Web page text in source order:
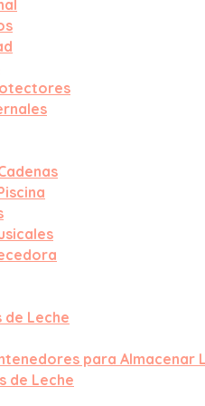
Leche
para Almacenar
de Leche